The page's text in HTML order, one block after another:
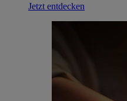
Jetzt entdecken